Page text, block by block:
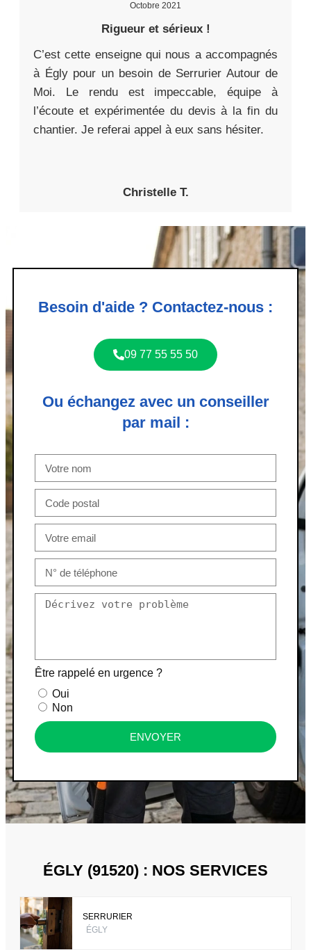
Octobre 2021
Rigueur et sérieux !
C’est cette enseigne qui nous a accompagnés
à Égly pour un besoin de Serrurier Autour de
Moi. Le rendu est impeccable, équipe à
l’écoute et expérimentée du devis à la fin du
chantier. Je referai appel à eux sans hésiter.
Christelle T.
Besoin d'aide ? Contactez-nous :
09 77 55 55 50
Ou échangez avec un conseiller
par mail :
Être rappelé en urgence ?
Oui
Non
ENVOYER
ÉGLY (91520) : NOS SERVICES
SERRURIER
ÉGLY